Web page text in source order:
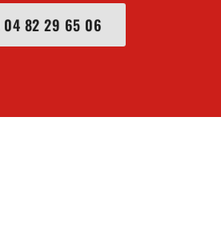
04 82 29 65 06